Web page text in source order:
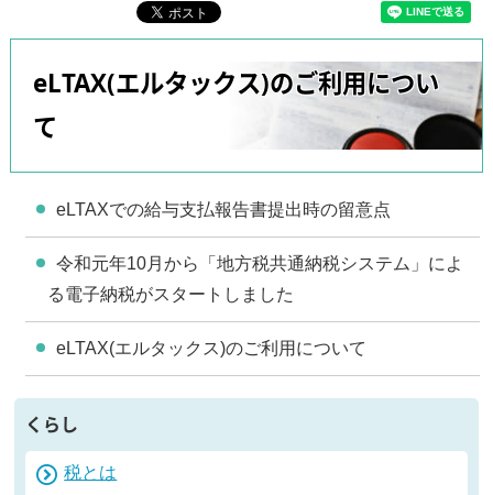
eLTAX(エルタックス)のご利用につい
て
eLTAXでの給与支払報告書提出時の留意点
令和元年10月から「地方税共通納税システム」によ
る電子納税がスタートしました
eLTAX(エルタックス)のご利用について
くらし
税とは